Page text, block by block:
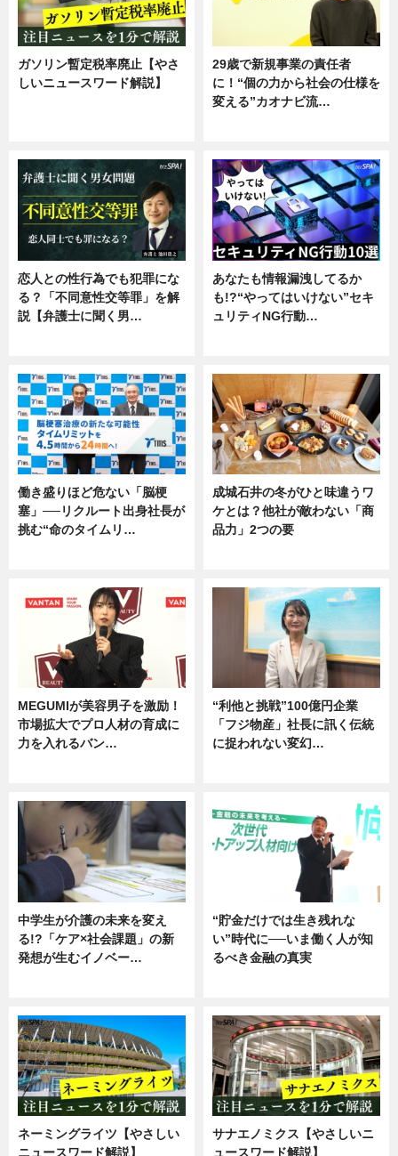
ガソリン暫定税率廃止【やさ
しいニュースワード解説】
29歳で新規事業の責任者
に！“個の力から社会の仕様を
変える”カオナビ流…
恋人との性行為でも犯罪にな
る？「不同意性交等罪」を解
説【弁護士に聞く男…
あなたも情報漏洩してるか
も!?“やってはいけない”セキ
ュリティNG行動…
働き盛りほど危ない「脳梗
塞」──リクルート出身社長が
挑む“命のタイムリ…
成城石井の冬がひと味違うワ
ケとは？他社が敵わない「商
品力」2つの要
MEGUMIが美容男子を激励！
市場拡大でプロ人材の育成に
力を入れるバン…
“利他と挑戦”100億円企業
「フジ物産」社長に訊く伝統
に捉われない変幻…
中学生が介護の未来を変え
る!?「ケア×社会課題」の新
発想が生むイノベー…
“貯金だけでは生き残れな
い”時代に──いま働く人が知
るべき金融の真実
ネーミングライツ【やさしい
ニュースワード解説】
サナエノミクス【やさしいニ
ュースワード解説】